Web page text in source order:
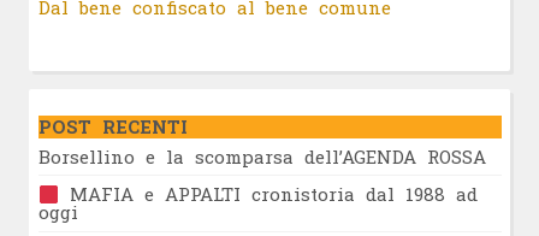
Dal bene confiscato al bene comune
POST RECENTI
Borsellino e la scomparsa dell’AGENDA ROSSA
MAFIA e APPALTI cronistoria dal 1988 ad
oggi